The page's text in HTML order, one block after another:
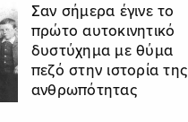
Σαν σήμερα έγινε το
πρώτο αυτοκινητικό
δυστύχημα με θύμα
πεζό στην ιστορία της
ανθρωπότητας